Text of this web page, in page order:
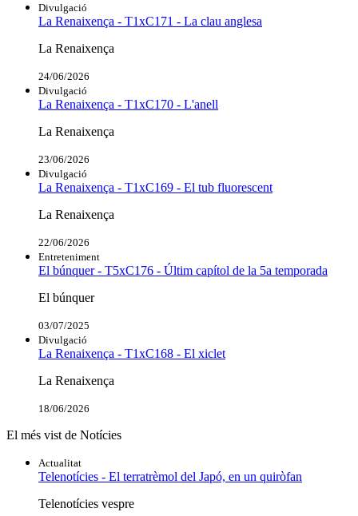
Divulgació
La Renaixença - T1xC171 - La clau anglesa
La Renaixença
24/06/2026
Divulgació
La Renaixença - T1xC170 - L'anell
La Renaixença
23/06/2026
Divulgació
La Renaixença - T1xC169 - El tub fluorescent
La Renaixença
22/06/2026
Entreteniment
El búnquer - T5xC176 - Últim capítol de la 5a temporada
El búnquer
03/07/2025
Divulgació
La Renaixença - T1xC168 - El xiclet
La Renaixença
18/06/2026
El més vist de Notícies
Actualitat
Telenotícies - El terratrèmol del Japó, en un quiròfan
Telenotícies vespre